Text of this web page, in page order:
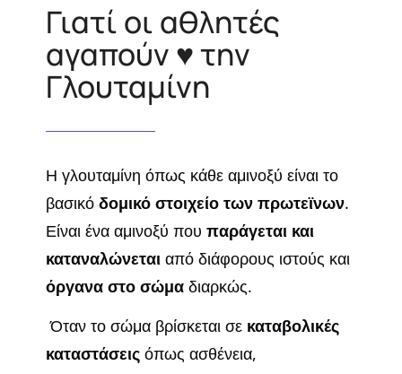
Γιατί οι αθλητές
αγαπούν ♥ την
Γλουταμίνη
Η γλουταμίνη όπως κάθε αμινοξύ είναι το
βασικό δομικό στοιχείο των πρωτεϊνων.
Είναι ένα αμινοξύ που παράγεται και
καταναλώνεται από διάφορους ιστούς και
όργανα στο σώμαδιαρκώς.
Όταν το σώμα βρίσκεται σεκαταβολικές
καταστάσειςόπως ασθένεια,